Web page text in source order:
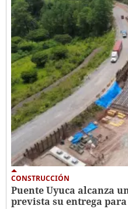
CONSTRUCCIÓN
Puente Uyuca alcanza
prevista su entrega